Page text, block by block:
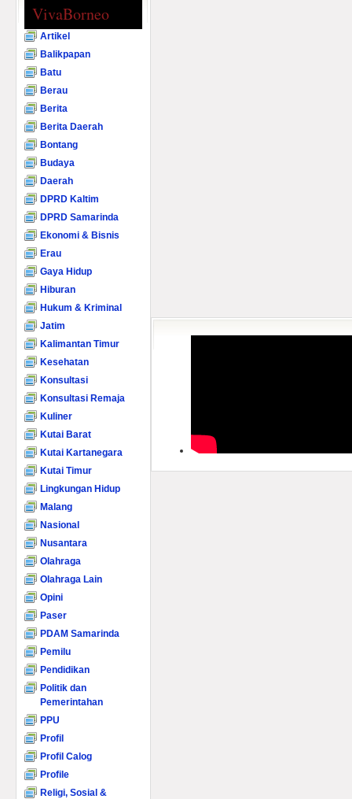
VivaBorneo
Artikel
Balikpapan
Batu
Berau
Berita
Berita Daerah
Bontang
Budaya
Daerah
DPRD Kaltim
DPRD Samarinda
Ekonomi & Bisnis
Erau
Gaya Hidup
Hiburan
Hukum & Kriminal
Jatim
Kalimantan Timur
Kesehatan
Konsultasi
Konsultasi Remaja
Kuliner
Kutai Barat
Kutai Kartanegara
Kutai Timur
Lingkungan Hidup
Malang
Nasional
Nusantara
Olahraga
Olahraga Lain
Opini
Paser
PDAM Samarinda
Pemilu
Pendidikan
Politik dan
Pemerintahan
PPU
Profil
Profil Calog
Profile
Religi, Sosial &